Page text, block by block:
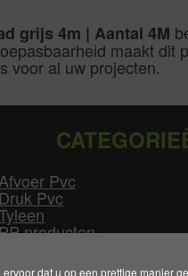
dat u op een prettige manier
grijs 4m | Aantal 4M
maakt
voor al uw projecten.
Afvoer Pvc
Pvc
producten
producten